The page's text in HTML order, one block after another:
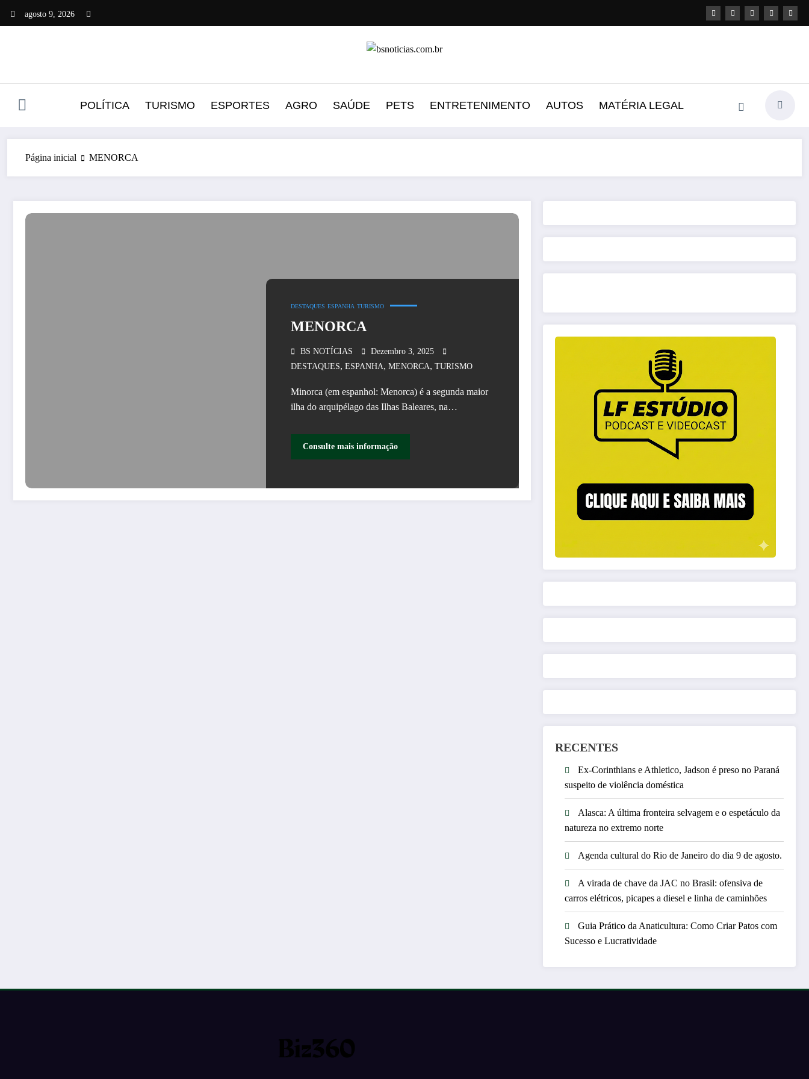
agosto 9, 2026
POLÍTICA TURISMO ESPORTES AGRO SAÚDE PETS ENTRETENIMENTO AUTOS MATÉRIA LEGAL
Página inicial MENORCA
DESTAQUES ESPANHA TURISMO
MENORCA
BS NOTÍCIAS
Dezembro 3, 2025
DESTAQUES, ESPANHA, MENORCA, TURISMO
Minorca (em espanhol: Menorca) é a segunda maior
ilha do arquipélago das Ilhas Baleares, na…
Consulte mais informação
RECENTES
Ex-Corinthians e Athletico, Jadson é preso no Paraná
suspeito de violência doméstica
Alasca: A última fronteira selvagem e o espetáculo da
natureza no extremo norte
Agenda cultural do Rio de Janeiro do dia 9 de agosto.
A virada de chave da JAC no Brasil: ofensiva de
carros elétricos, picapes a diesel e linha de caminhões
Guia Prático da Anaticultura: Como Criar Patos com
Sucesso e Lucratividade